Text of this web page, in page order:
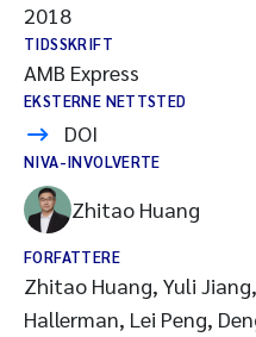
2018
TIDSSKRIFT
AMB Express
EKSTERNE NETTSTED
DOI
NIVA-INVOLVERTE
Zhitao Huang
FORFATTERE
Zhitao Huang, Yuli
Hallerman, Lei Peng,